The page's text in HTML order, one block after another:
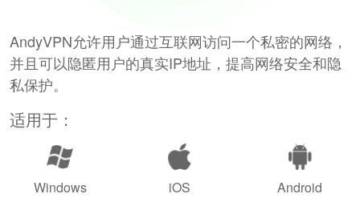
AndyVPN允许用户通过互联网访问一个私密的网络，
并且可以隐匿用户的真实IP地址，提高网络安全和隐
私保护。
适用于：
Windows iOS Android